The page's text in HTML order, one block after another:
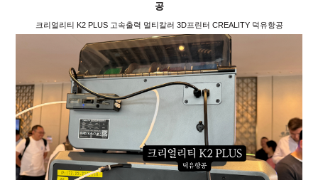
공
크리얼리티 K2 PLUS 고속출력 멀티칼러 3D프린터 CREALITY 덕유항공